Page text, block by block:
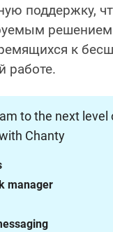
поддержку,
решением
к
работе.
to the next level
Chanty
manager